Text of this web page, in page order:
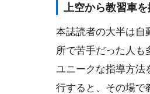
上空から教習車
本誌読者の大半は自
所で苦手だった人も
ユニークな指導方法
行すると、その場で